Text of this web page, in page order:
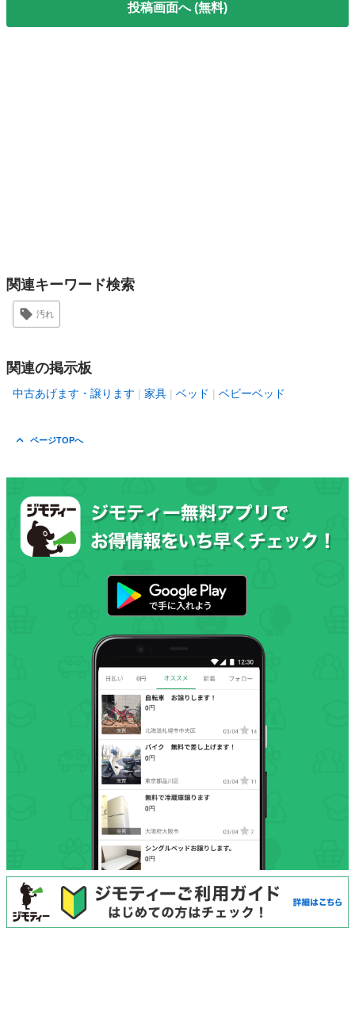
投稿画面へ (無料)
関連キーワード検索
汚れ
関連の掲示板
中古あげます・譲ります 家具 ベッド ベビーベッド
ページTOPへ